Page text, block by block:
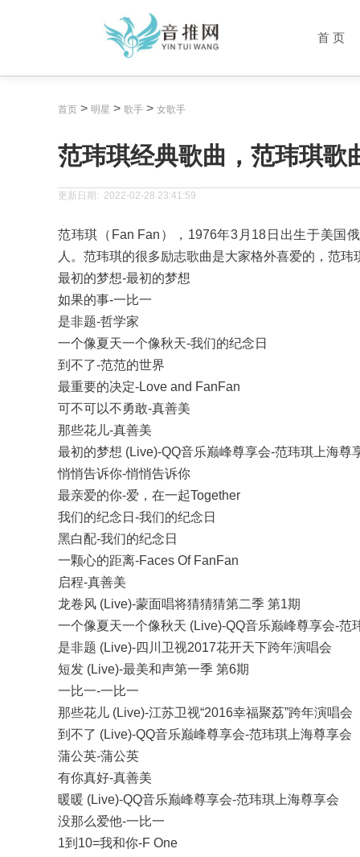
首 页
首页 > 明星 > 歌手 > 女歌手
范玮琪经典歌曲，范玮琪歌
更新日期: 2022-02-28 23:41:59
范玮琪（Fan Fan），1976年3月18日出生于美国
人。范玮琪的很多励志歌曲是大家格外喜爱的，范
最初的梦想-最初的梦想
如果的事-一比一
是非题-哲学家
一个像夏天一个像秋天-我们的纪念日
到不了-范范的世界
最重要的决定-Love and FanFan
可不可以不勇敢-真善美
那些花儿-真善美
最初的梦想 (Live)-QQ音乐巅峰尊享会-范玮琪上海尊
悄悄告诉你-悄悄告诉你
最亲爱的你-爱，在一起Together
我们的纪念日-我们的纪念日
黑白配-我们的纪念日
一颗心的距离-Faces Of FanFan
启程-真善美
龙卷风 (Live)-蒙面唱将猜猜猜第二季 第1期
一个像夏天一个像秋天 (Live)-QQ音乐巅峰尊享会-范
是非题 (Live)-四川卫视2017花开天下跨年演唱会
短发 (Live)-最美和声第一季 第6期
一比一-一比一
那些花儿 (Live)-江苏卫视“2016幸福聚荔”跨年演唱会
到不了 (Live)-QQ音乐巅峰尊享会-范玮琪上海尊享会
蒲公英-蒲公英
有你真好-真善美
暖暖 (Live)-QQ音乐巅峰尊享会-范玮琪上海尊享会
没那么爱他-一比一
1到10=我和你-F One